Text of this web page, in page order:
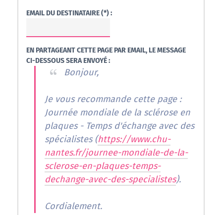
EMAIL DU DESTINATAIRE (*) :
EN PARTAGEANT CETTE PAGE PAR EMAIL, LE MESSAGE
CI-DESSOUS SERA ENVOYÉ :
Bonjour,
Je vous recommande cette page :
Journée mondiale de la sclérose en
plaques - Temps d'échange avec des
spécialistes (https://www.chu-
nantes.fr/journee-mondiale-de-la-
sclerose-en-plaques-temps-
dechange-avec-des-specialistes).
Cordialement.